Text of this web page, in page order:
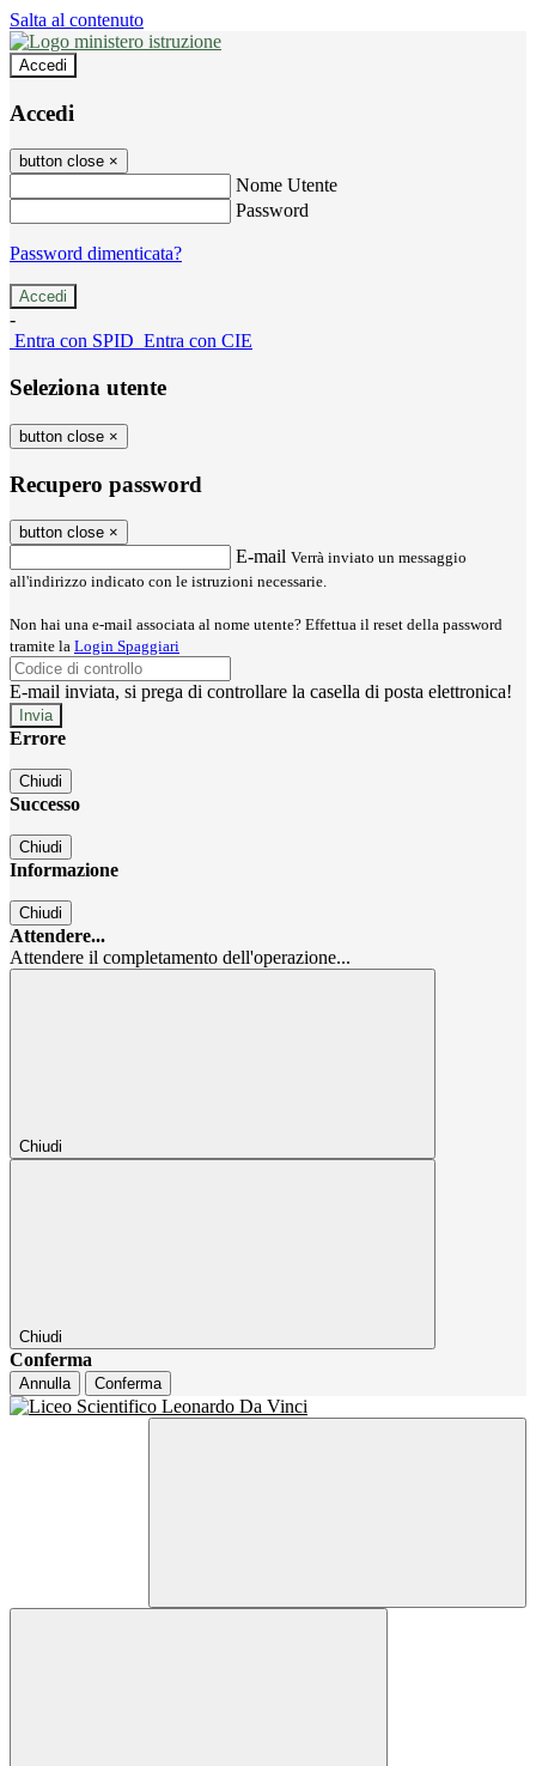
Salta al contenuto
Accedi
Accedi
button close ×
Nome Utente
Password
Password dimenticata?
-
Entra con SPID Entra con CIE
Seleziona utente
button close ×
Recupero password
button close ×
E-mail Verrà inviato un messaggio
all'indirizzo indicato con le istruzioni necessarie.
Non hai una e-mail associata al nome utente? Effettua il reset della password
tramite la Login Spaggiari
E-mail inviata, si prega di controllare la casella di posta elettronica!
Errore
Chiudi
Successo
Chiudi
Informazione
Chiudi
Attendere...
Attendere il completamento dell'operazione...
Chiudi
Chiudi
Conferma
Annulla Conferma